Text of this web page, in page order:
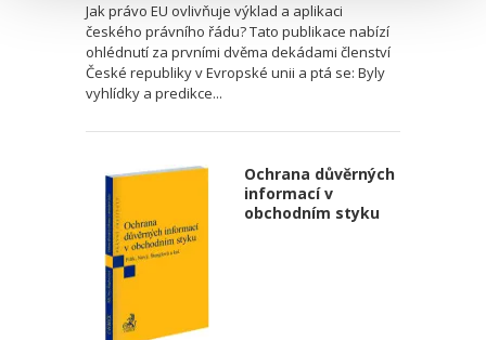
Jak právo EU ovlivňuje výklad a aplikaci
českého právního řádu? Tato publikace nabízí
ohlédnutí za prvními dvěma dekádami členství
České republiky v Evropské unii a ptá se: Byly
vyhlídky a predikce...
Ochrana důvěrných
informací v
obchodním styku